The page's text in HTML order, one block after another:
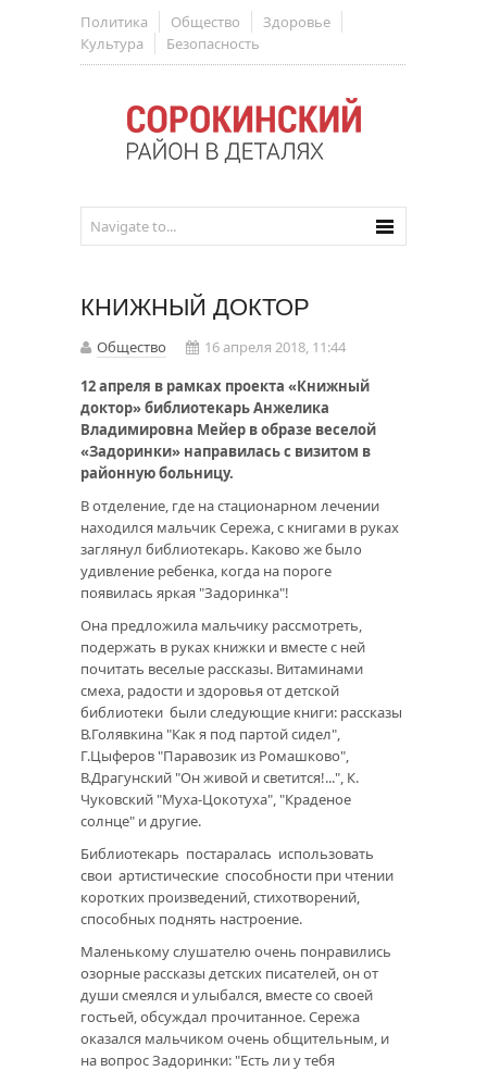
Политика Общество
Здоровье
Культура
Безопасность
КНИЖНЫЙ ДОКТОР
Общество
16 апреля 2018, 11:44
12 апреля в рамках проекта «Книжный
доктор» библиотекарь Анжелика
Владимировна Мейер в образе веселой
«Задоринки» направилась с визитом в
районную больницу.
В отделение, где на стационарном лечении
находился мальчик Сережа, с книгами в руках
заглянул библиотекарь. Каково же было
удивление ребенка, когда на пороге
появилась яркая "Задоринка"!
Она предложила мальчику рассмотреть,
подержать в руках книжки и вместе с ней
почитать веселые рассказы. Витаминами
смеха, радости и здоровья от детской
библиотеки были следующие книги: рассказы
В.Голявкина "Как я под партой сидел",
Г.Цыферов "Паравозик из Ромашково",
В.Драгунский "Он живой и светится!...", К.
Чуковский "Муха-Цокотуха", "Краденое
солнце" и другие.
Библиотекарь постаралась использовать
свои артистические способности при чтении
коротких произведений, стихотворений,
способных поднять настроение.
Маленькому слушателю очень понравились
озорные рассказы детских писателей, он от
души смеялся и улыбался, вместе со своей
гостьей, обсуждал прочитанное. Сережа
оказался мальчиком очень общительным, и
на вопрос Задоринки: "Есть ли у тебя